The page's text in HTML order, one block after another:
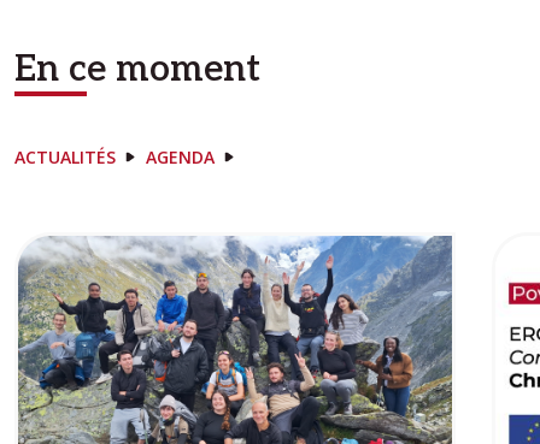
En ce moment
ACTUALITÉS AGENDA
Image